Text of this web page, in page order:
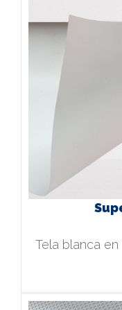
Tela blanca